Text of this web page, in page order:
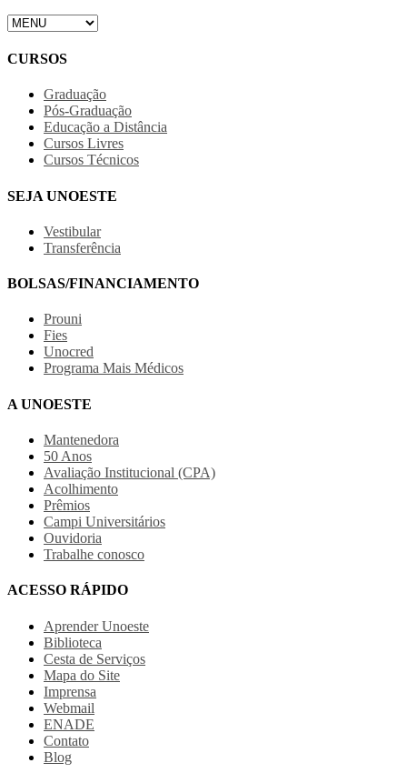
CURSOS
Graduação
Pós-Graduação
Educação a Distância
Cursos Livres
Cursos Técnicos
SEJA UNOESTE
Vestibular
Transferência
BOLSAS/FINANCIAMENTO
Prouni
Fies
Unocred
Programa Mais Médicos
A UNOESTE
Mantenedora
50 Anos
Avaliação Institucional (CPA)
Acolhimento
Prêmios
Campi Universitários
Ouvidoria
Trabalhe conosco
ACESSO RÁPIDO
Aprender Unoeste
Biblioteca
Cesta de Serviços
Mapa do Site
Imprensa
Webmail
ENADE
Contato
Blog